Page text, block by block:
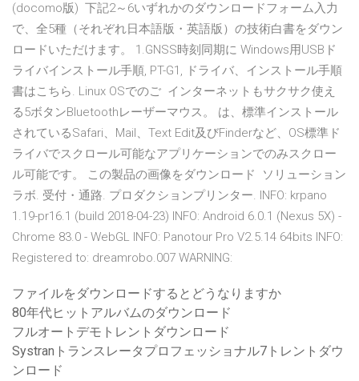
(docomo版) 下記2～6いずれかのダウンロードフォーム入力
で、全5種（それぞれ日本語版・英語版）の技術白書をダウン
ロードいただけます。 1.GNSS時刻同期に Windows用USBド
ライバインストール手順, PT-G1, ドライバ、インストール手順
書はこちら. Linux OSでのご インターネットもサクサク使え
る5ボタンBluetoothレーザーマウス。 は、標準インストール
されているSafari、Mail、Text Edit及びFinderなど、OS標準ド
ライバでスクロール可能なアプリケーションでのみスクロー
ル可能です。 この製品の画像をダウンロード ソリューション
ラボ. 受付・通路. プロダクションプリンター. INFO: krpano
1.19-pr16.1 (build 2018-04-23) INFO: Android 6.0.1 (Nexus 5X) -
Chrome 83.0 - WebGL INFO: Panotour Pro V2.5.14 64bits INFO:
Registered to: dreamrobo.007 WARNING:
ファイルをダウンロードするとどうなりますか
80年代ヒットアルバムのダウンロード
フルオートデモトレントダウンロード
Systranトランスレータプロフェッショナル7トレントダウ
ンロード